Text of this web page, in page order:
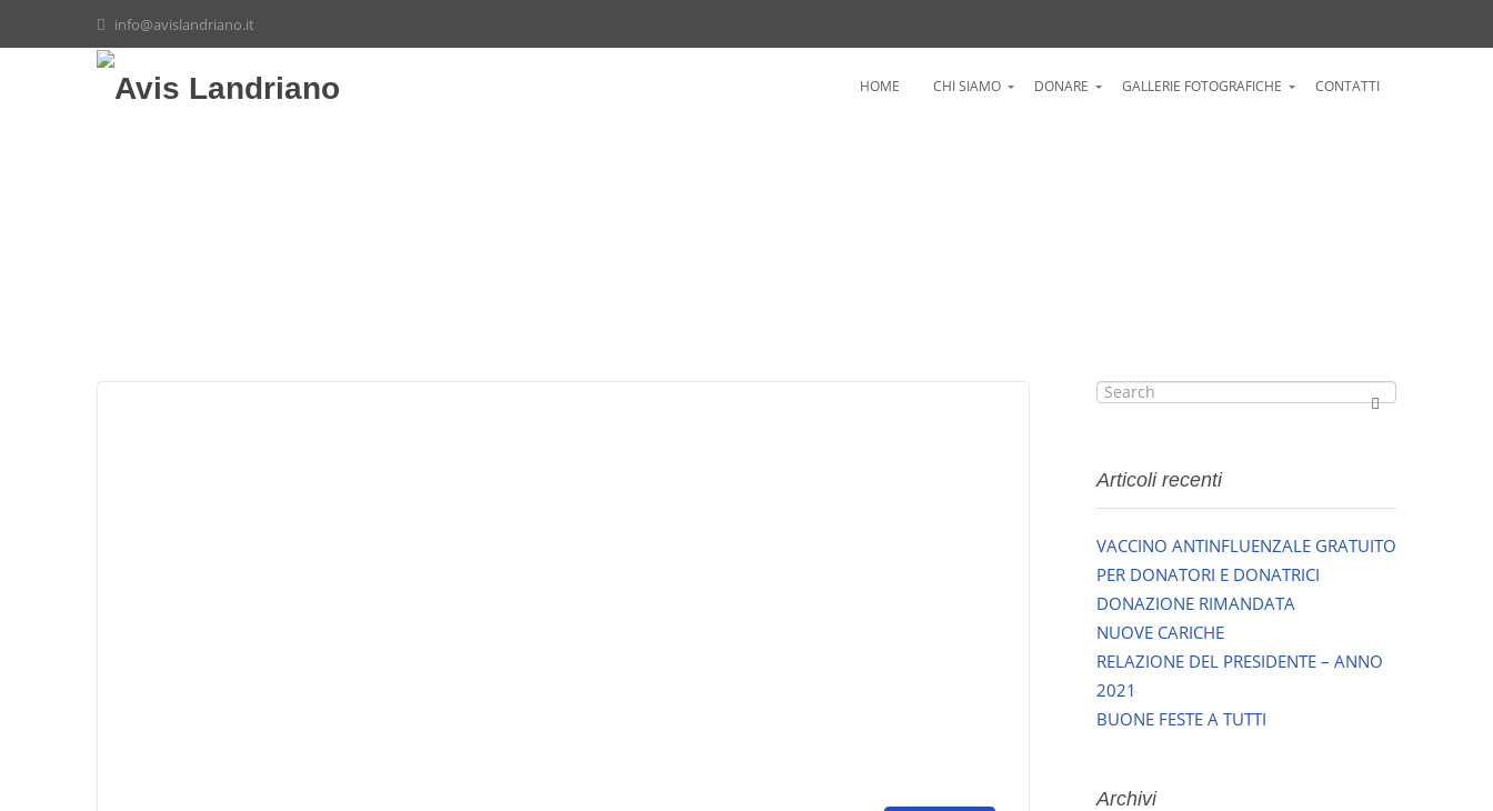
info@avislandriano.it
HOME CHI SIAMO DONARE GALLERIE FOTOGRAFICHE CONTATTI
Articoli recenti
VACCINO ANTINFLUENZALE GRATUITO
PER DONATORI E DONATRICI
DONAZIONE RIMANDATA
NUOVE CARICHE
RELAZIONE DEL PRESIDENTE – ANNO
2021
BUONE FESTE A TUTTI
Archivi